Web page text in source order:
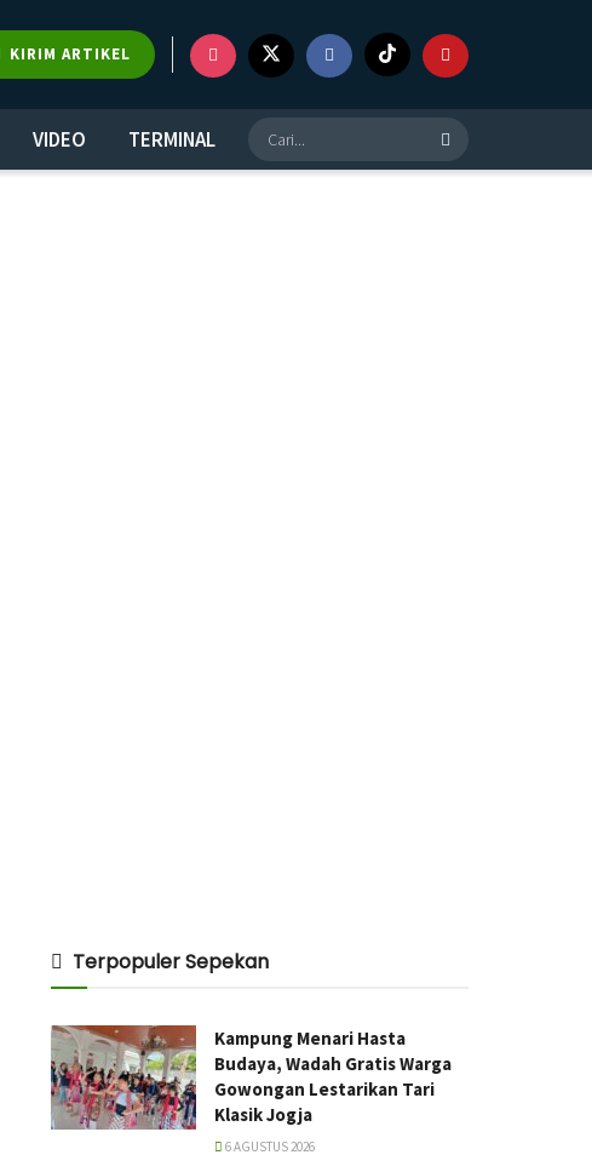
KIRIM ARTIKEL
VIDEO TERMINAL
Terpopuler Sepekan
Kampung Menari Hasta
Budaya, Wadah Gratis Warga
Gowongan Lestarikan Tari
Klasik Jogja
6 AGUSTUS 2026